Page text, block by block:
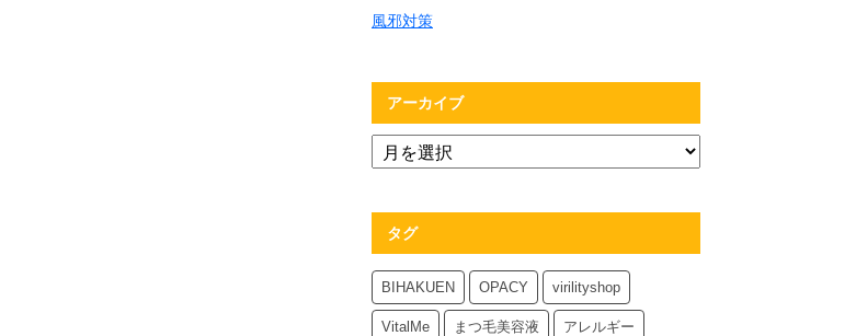
風邪対策
アーカイブ
タグ
BIHAKUEN OPACY virilityshop
VitalMe まつ毛美容液 アレルギー